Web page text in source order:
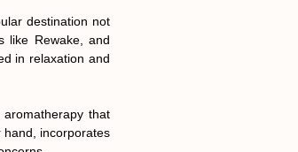
destination not
like Rewake, and
in relaxation and
that
incorporates